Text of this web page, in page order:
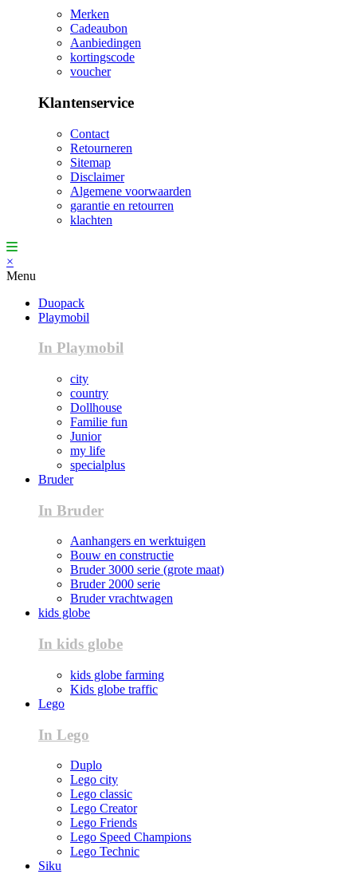
Merken
Cadeaubon
Aanbiedingen
kortingscode
voucher
Klantenservice
Contact
Retourneren
Sitemap
Disclaimer
Algemene voorwaarden
garantie en retourren
klachten
×
Menu
Duopack
Playmobil
In Playmobil
city
country
Dollhouse
Familie fun
Junior
my life
specialplus
Bruder
In Bruder
Aanhangers en werktuigen
Bouw en constructie
Bruder 3000 serie (grote maat)
Bruder 2000 serie
Bruder vrachtwagen
kids globe
In kids globe
kids globe farming
Kids globe traffic
Lego
In Lego
Duplo
Lego city
Lego classic
Lego Creator
Lego Friends
Lego Speed Champions
Lego Technic
Siku